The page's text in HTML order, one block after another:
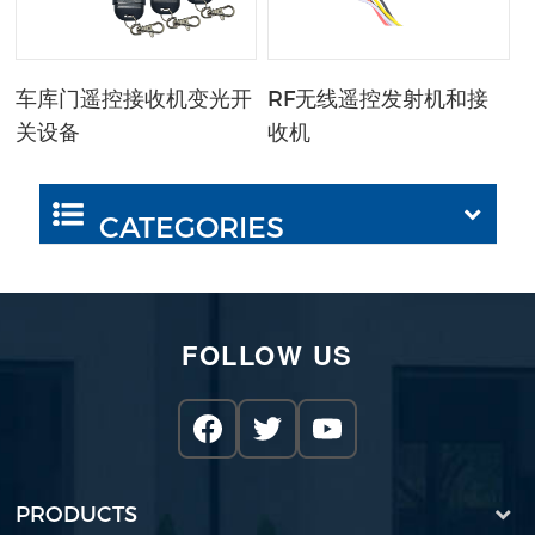
车库门遥控接收机变光开
关设备
RF无线遥控发射机和接
收机
CATEGORIES
FOLLOW US
PRODUCTS